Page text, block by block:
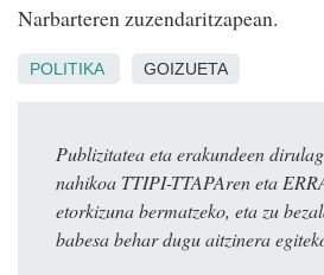
Narbarteren zuzendaritzapean.
POLITIKA GOIZUETA
Publizitatea eta erakundeen
nahikoa TTIPI-TTAPAren eta
etorkizuna bermatzeko, eta zu
babesa behar dugu aitzinera